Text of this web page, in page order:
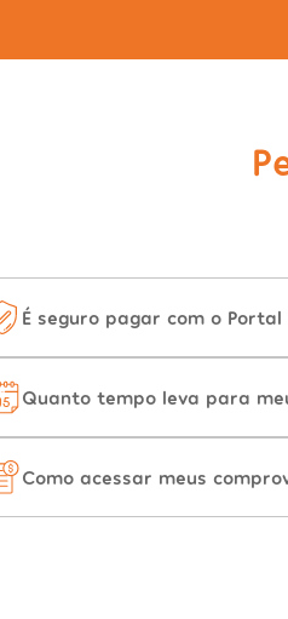
É seguro pagar com o
Quanto tempo leva para
Como acessar meus